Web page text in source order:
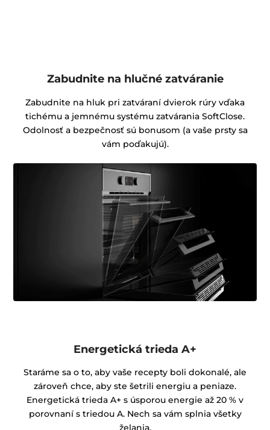
Zabudnite na hlučné zatváranie
Zabudnite na hluk pri zatváraní dvierok rúry vďaka
tichému a jemnému systému zatvárania SoftClose.
Odolnosť a bezpečnosť sú bonusom (a vaše prsty sa
vám poďakujú).
Energetická trieda A+
Staráme sa o to, aby vaše recepty boli dokonalé, ale
zároveň chce, aby ste šetrili energiu a peniaze.
Energetická trieda A+ s úsporou energie až 20 % v
porovnaní s triedou A. Nech sa vám splnia všetky
želania.